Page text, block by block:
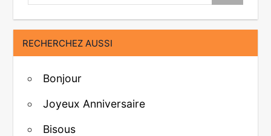
RECHERCHEZ AUSSI
Bonjour
Joyeux Anniversaire
Bisous